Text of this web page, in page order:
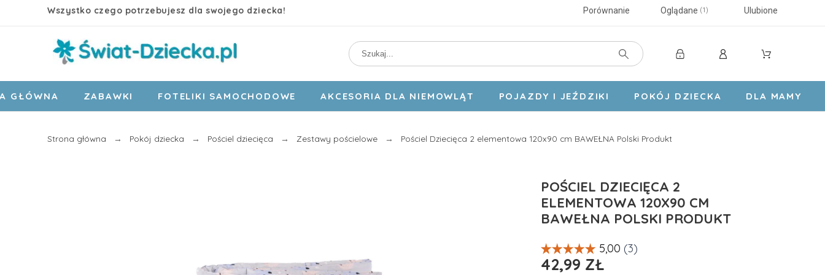
Wszystko czego potrzebujesz dla swojego dziecka! Porównanie Oglądane 1 Ulubione
GŁÓWNA ZABAWKI FOTELIKI SAMOCHODOWE AKCESORIA DLA NIEMOWLĄT POJAZDY I JEŹDZIKI POKÓJ DZIECKA DLA MAMY
Strona główna Pokój dziecka Pościel dziecięca Zestawy pościelowe Pościel Dziecięca 2 elementowa 120x90 cm BAWEŁNA Polski Produkt
POŚCIEL DZIECIĘCA 2
ELEMENTOWA 120X90 CM
BAWEŁNA POLSKI PRODUKT
42,99 ZŁ